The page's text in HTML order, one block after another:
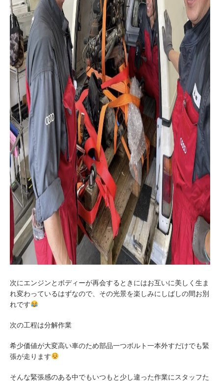
次にエンジンとボディーが再会するときにはお互いに美しく生ま
れ変わっているはずなので、その光景を楽しみにしばしの間お別
れです
次の工程は分解作業
希少価値が大変高い車のため部品一つボルト一本外すだけでも緊
張が走ります
そんな緊張感のある中でもいつもと少し違った作業にスタッフた